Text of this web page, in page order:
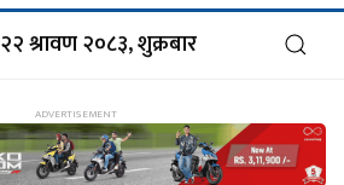
२२ श्रावण २०८३, शुक्रबार